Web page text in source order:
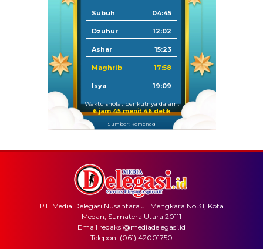
Subuh 04:45
Dzuhur 12:02
Ashar 15:23
Maghrib 17:58
Isya 19:09
Waktu sholat berikutnya dalam:
6 jam 45 menit 46 detik
Sumber: Kemenag
PT. Media Delegasi Nusantara Jl. Mengkara No.31, Kota
Medan, Sumatera Utara 20111
Email redaksi@mediadelegasi.id
Telepon: (061) 42001750